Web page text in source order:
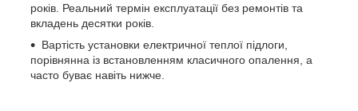
років. Реальний термін експлуатації без ремонтів та
вкладень десятки років.
Вартість установки електричної теплої підлоги,
порівнянна із встановленням класичного опалення, а
часто буває навіть нижче.